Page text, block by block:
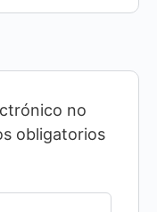
no
obligatorios